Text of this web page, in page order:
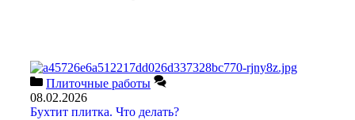
Плиточные работы
08.02.2026
Бухтит плитка. Что делать?